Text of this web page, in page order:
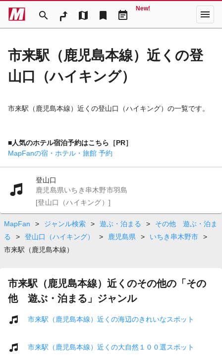
search map bookmark event_note
New! menu
市来駅（鹿児島本線）近くの登
山口（ハイキング）
市来駅（鹿児島本線）近くの登山口（ハイキング）の一覧です。
■人気のホテル宿泊予約はこちら［PR］
MapFanの宿・ホテル・旅館 予約
登山口
鹿児島県いちき串木野市羽島
[登山口（ハイキング）]
MapFan > ジャンル検索 > 遊ぶ・泊まる >
その他 遊ぶ・泊ま
る
> 登山口（ハイキング） > 鹿児島県 > いちき串木野市
>
市来駅（鹿児島本線）
市来駅（鹿児島本線）近くのその他の「その
他 遊ぶ・泊まる」ジャンル
市来駅（鹿児島本線）近くの海辺のきれいなスポット
市来駅（鹿児島本線）近くの大自然１００選スポット